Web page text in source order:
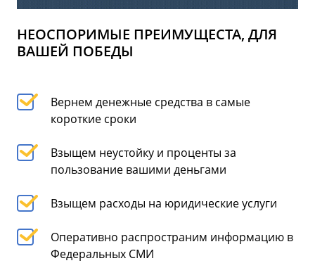
НЕОСПОРИМЫЕ ПРЕИМУЩЕСТА, ДЛЯ
ВАШЕЙ ПОБЕДЫ
Вернем денежные средства в самые
короткие сроки
Взыщем неустойку и проценты за
пользование вашими деньгами
Взыщем расходы на юридические услуги
Оперативно распространим информацию в
Федеральных СМИ